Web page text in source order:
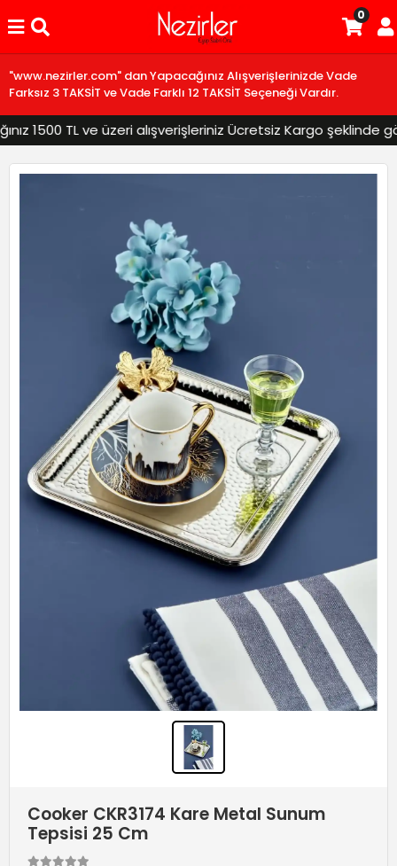
"www.nezirler.com" dan Yapacağınız Alışverişlerinizde Vade
Farksız 3 TAKSİT ve Vade Farklı 12 TAKSİT Seçeneği Vardır.
1500 TL ve üzeri alışverişleriniz Ücretsiz Kargo şeklinde
0
Cooker CKR3174 Kare Metal Sunum
Tepsisi 25 Cm